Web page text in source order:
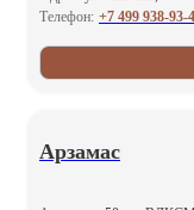
Телефон: +7 499 938-93-
Арзамас